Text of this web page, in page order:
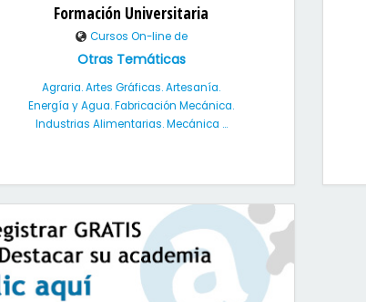
Formación Universitaria
Cursos On-line de
Otras Temáticas
Agraria. Artes Gráficas. Artesanía.
Energía y Agua. Fabricación Mecánica.
Industrias Alimentarias. Mecánica ...